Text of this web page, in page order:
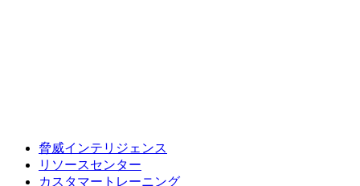
脅威インテリジェンス
リソースセンター
カスタマートレーニング